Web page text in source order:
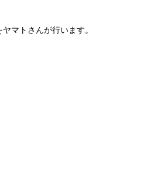
マトさんが行います。